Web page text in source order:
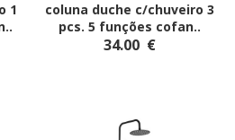
1
..
coluna duche c/chuveiro 3
pcs. 5 funções cofan..
34.00 €